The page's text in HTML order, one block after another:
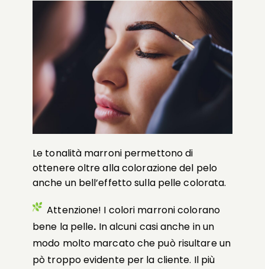
Le tonalità marronipermettono di
ottenere oltre alla colorazione del pelo
anche un bell’effetto sulla pelle colorata.
Attenzione! I colori marroni colorano
bene la pelle. In alcuni casi anche in un
modo molto marcato che può risultare un
pò troppo evidente per la cliente. Il più